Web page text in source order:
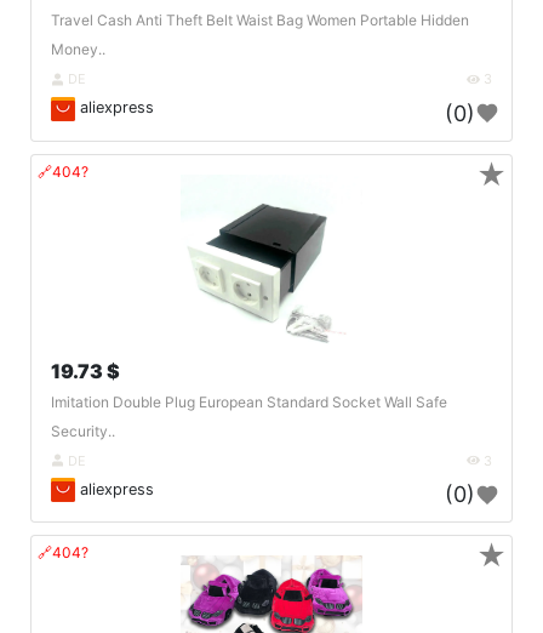
Travel Cash Anti Theft Belt Waist Bag Women Portable Hidden
Money..
DE 3
aliexpress (0)
🔗404?
19.73 $
Imitation Double Plug European Standard Socket Wall Safe
Security..
DE 3
aliexpress (0)
★
🔗404? ★